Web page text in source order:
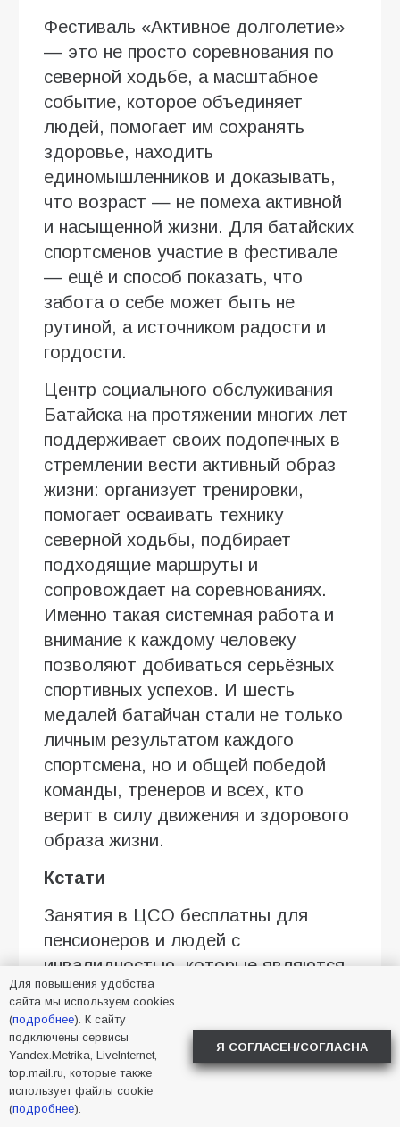
Фестиваль «Активное долголетие»
— это не просто соревнования по
северной ходьбе, а масштабное
событие, которое объединяет
людей, помогает им сохранять
здоровье, находить
единомышленников и доказывать,
что возраст — не помеха активной
и насыщенной жизни. Для батайских
спортсменов участие в фестивале
— ещё и способ показать, что
забота о себе может быть не
рутиной, а источником радости и
гордости.
Центр социального обслуживания
Батайска на протяжении многих лет
поддерживает своих подопечных в
стремлении вести активный образ
жизни: организует тренировки,
помогает осваивать технику
северной ходьбы, подбирает
подходящие маршруты и
сопровождает на соревнованиях.
Именно такая системная работа и
внимание к каждому человеку
позволяют добиваться серьёзных
спортивных успехов. И шесть
медалей батайчан стали не только
личным результатом каждого
спортсмена, но и общей победой
команды, тренеров и всех, кто
верит в силу движения и здорового
образа жизни.
Кстати
Занятия в ЦСО бесплатны для
пенсионеров и людей с
инвалидностью, которые являются
получателями услуг соцзащиты.
Для участия необходимо заключить
договор на социальное
обслуживание – эта услуга также
предоставляется бесплатно.
Для повышения удобства
сайта мы используем cookies
(подробнее). К сайту
подключены сервисы
Yandex.Metrika, LiveInternet,
top.mail.ru, которые также
использует файлы cookie
(подробнее).
Я СОГЛАСЕН/СОГЛАСНА